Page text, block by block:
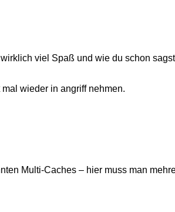
viel Spaß und wie du schon
wieder in angriff nehmen.
Multi-Caches – hier muss man